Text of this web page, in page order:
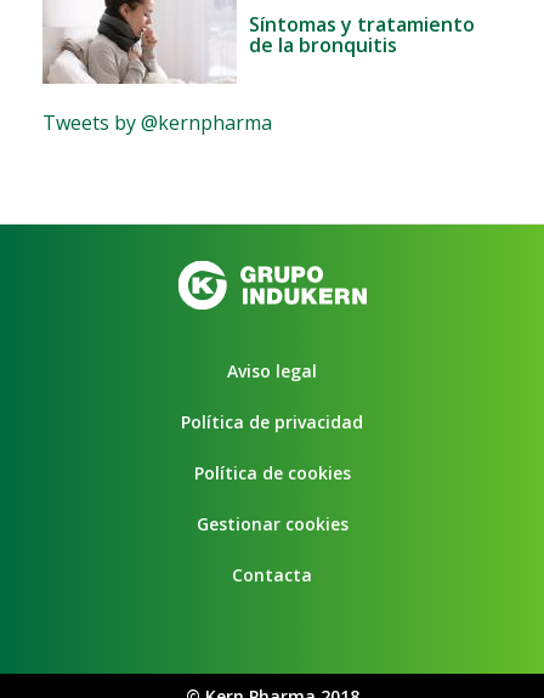
Síntomas y tratamiento
de la bronquitis
Tweets by @kernpharma
Aviso legal
Política de privacidad
Política de cookies
Gestionar cookies
Contacta